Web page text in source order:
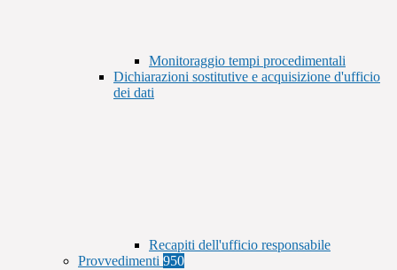
Monitoraggio tempi procedimentali
Dichiarazioni sostitutive e acquisizione d'ufficio
dei dati
Recapiti dell'ufficio responsabile
Provvedimenti 950